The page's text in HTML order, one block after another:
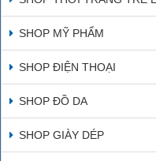
SHOP MỸ PHẨM
SHOP ĐIỆN THOẠI
SHOP ĐỒ DA
SHOP GIÀY DÉP